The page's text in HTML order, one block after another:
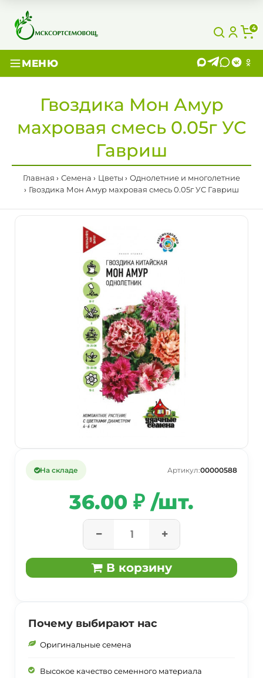
4
МЕНЮ
Гвоздика Мон Амур
махровая смесь 0.05г УС
Гавриш
Главная Семена Цветы
Однолетние и многолетние
Гвоздика Мон Амур махровая смесь 0.05г УС Гавриш
На складе Артикул:00000588
36.00 ₽ /шт.
В корзину
Почему выбирают нас
Оригинальные семена
Высокое качество семенного материала